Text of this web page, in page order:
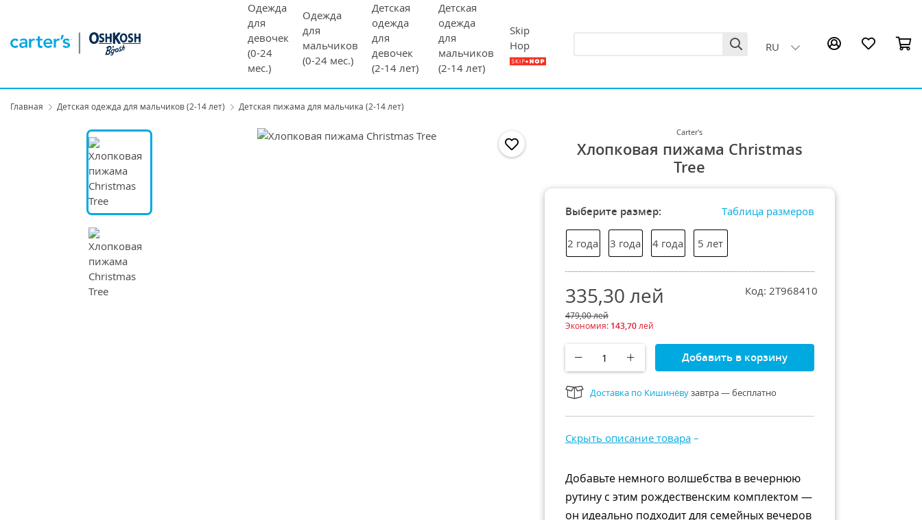
Одежда
для
девочек
(0-24
мес.)
Одежда
для
мальчиков
(0-24 мес.)
Детская
одежда
для
девочек
(2-14 лет)
Детская
одежда
для
мальчиков
(2-14 лет)
Skip
Hop
RU
Главная Детская одежда для мальчиков (2-14 лет) Детская пижама для мальчика (2-14 лет)
Carter's
Хлопковая пижама Christmas
Tree
Выберите размер: Таблица размеров
2 года 3 года 4 года 5 лет
335,30 лей
479,00лей
Экономия: 143,70лей
Код: 2T968410
Добавить в корзину
Доставка по Кишинёвузавтра — бесплатно
Скрыть описание товара–
Добавьте немного волшебства в вечернюю
рутину с этим рождественским комплектом —
он идеально подходит для семейных вечеров